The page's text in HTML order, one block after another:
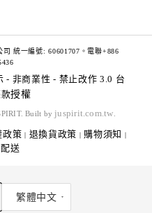
統一編號: 60601707。電聯+886
- 非商業性 - 禁止改作 3.0 台
授權
Built by juspirit.com.tw
政策 | 退換貨政策 | 購物須知 |
送